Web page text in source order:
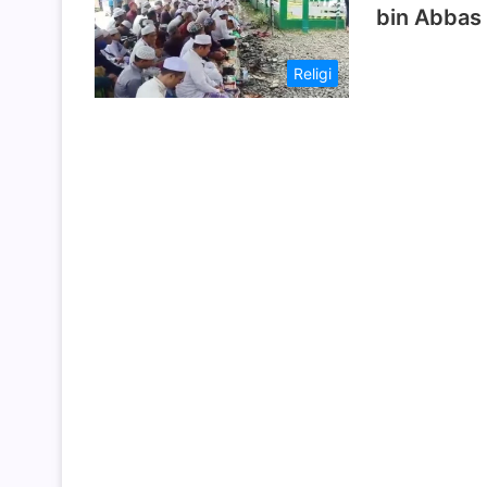
Religi
bin Abbas